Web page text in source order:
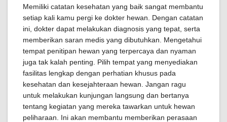
Memiliki catatan kesehatan yang baik sangat membantu
setiap kali kamu pergi ke dokter hewan. Dengan catatan
ini, dokter dapat melakukan diagnosis yang tepat, serta
memberikan saran medis yang dibutuhkan. Mengetahui
tempat penitipan hewan yang terpercaya dan nyaman
juga tak kalah penting. Pilih tempat yang menyediakan
fasilitas lengkap dengan perhatian khusus pada
kesehatan dan kesejahteraan hewan. Jangan ragu
untuk melakukan kunjungan langsung dan bertanya
tentang kegiatan yang mereka tawarkan untuk hewan
peliharaan. Ini akan membantu memberikan perasaan